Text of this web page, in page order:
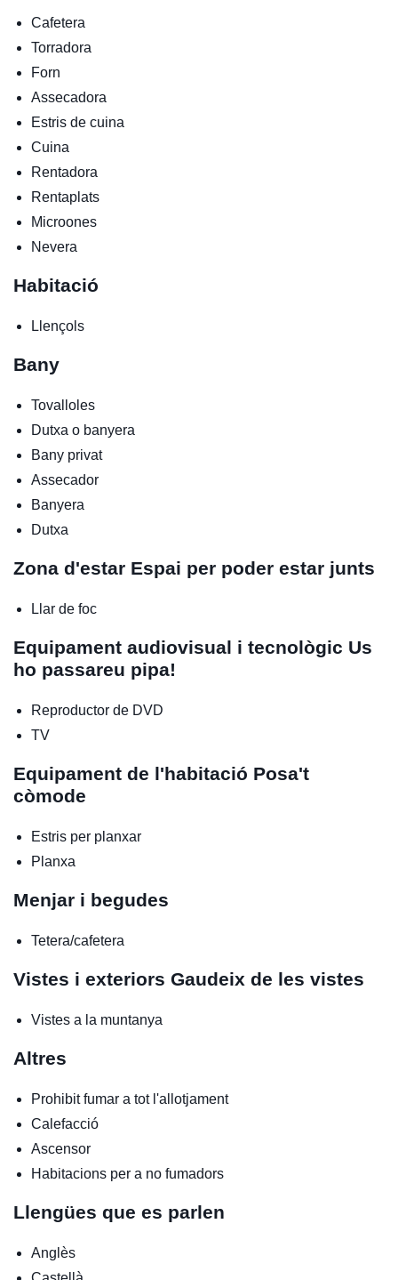
Cafetera
Torradora
Forn
Assecadora
Estris de cuina
Cuina
Rentadora
Rentaplats
Microones
Nevera
Habitació
Llençols
Bany
Tovalloles
Dutxa o banyera
Bany privat
Assecador
Banyera
Dutxa
Zona d'estar Espai per poder estar junts
Llar de foc
Equipament audiovisual i tecnològic Us
ho passareu pipa!
Reproductor de DVD
TV
Equipament de l'habitació Posa't
còmode
Estris per planxar
Planxa
Menjar i begudes
Tetera/cafetera
Vistes i exteriors Gaudeix de les vistes
Vistes a la muntanya
Altres
Prohibit fumar a tot l'allotjament
Calefacció
Ascensor
Habitacions per a no fumadors
Llengües que es parlen
Anglès